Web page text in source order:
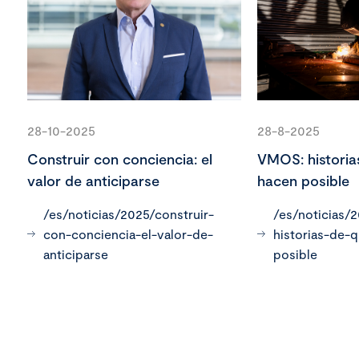
28-10-2025
Construir con conciencia: el
valor de anticiparse
/es/noticias/2025/construir-
con-conciencia-el-valor-de-
anticiparse
28-8-2025
VMOS:
hacen posible
/es/noticias/
historias-de-
posible